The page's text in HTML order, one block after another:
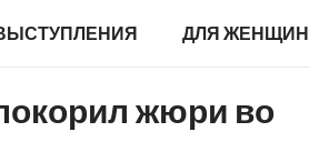
ДЛЯ ЖЕНЩИН
жюри во